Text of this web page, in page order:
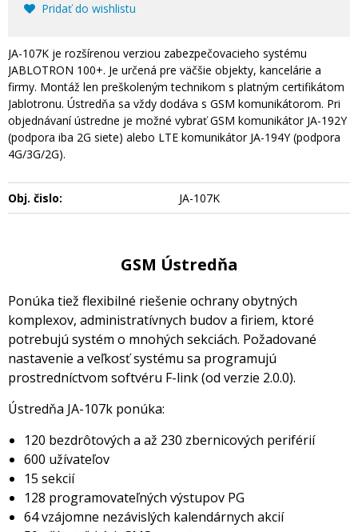
Pridať do wishlistu
JA-107K je rozšírenou verziou zabezpečovacieho systému
JABLOTRON 100+. Je určená pre väčšie objekty, kancelárie a
firmy. Montáž len preškoleným technikom s platným certifikátom
Jablotronu. Ústredňa sa vždy dodáva s GSM komunikátorom. Pri
objednávaní ústredne je možné vybrať GSM komunikátor JA-192Y
(podpora iba 2G siete) alebo LTE komunikátor JA-194Y (podpora
4G/3G/2G).
Obj. čislo: JA-107K
GSM Ústredňa
Ponúka tiež flexibilné riešenie ochrany obytných
komplexov, administratívnych budov a firiem, ktoré
potrebujú systém o mnohých sekciách. Požadované
nastavenie a veľkosť systému sa programujú
prostredníctvom softvéru F-link (od verzie 2.0.0).
Ústredňa JA-107k ponúka:
120 bezdrôtových a až 230 zbernicových periférií
600 užívateľov
15 sekcií
128 programovateľných výstupov PG
64 vzájomne nezávislých kalendárnych akcií